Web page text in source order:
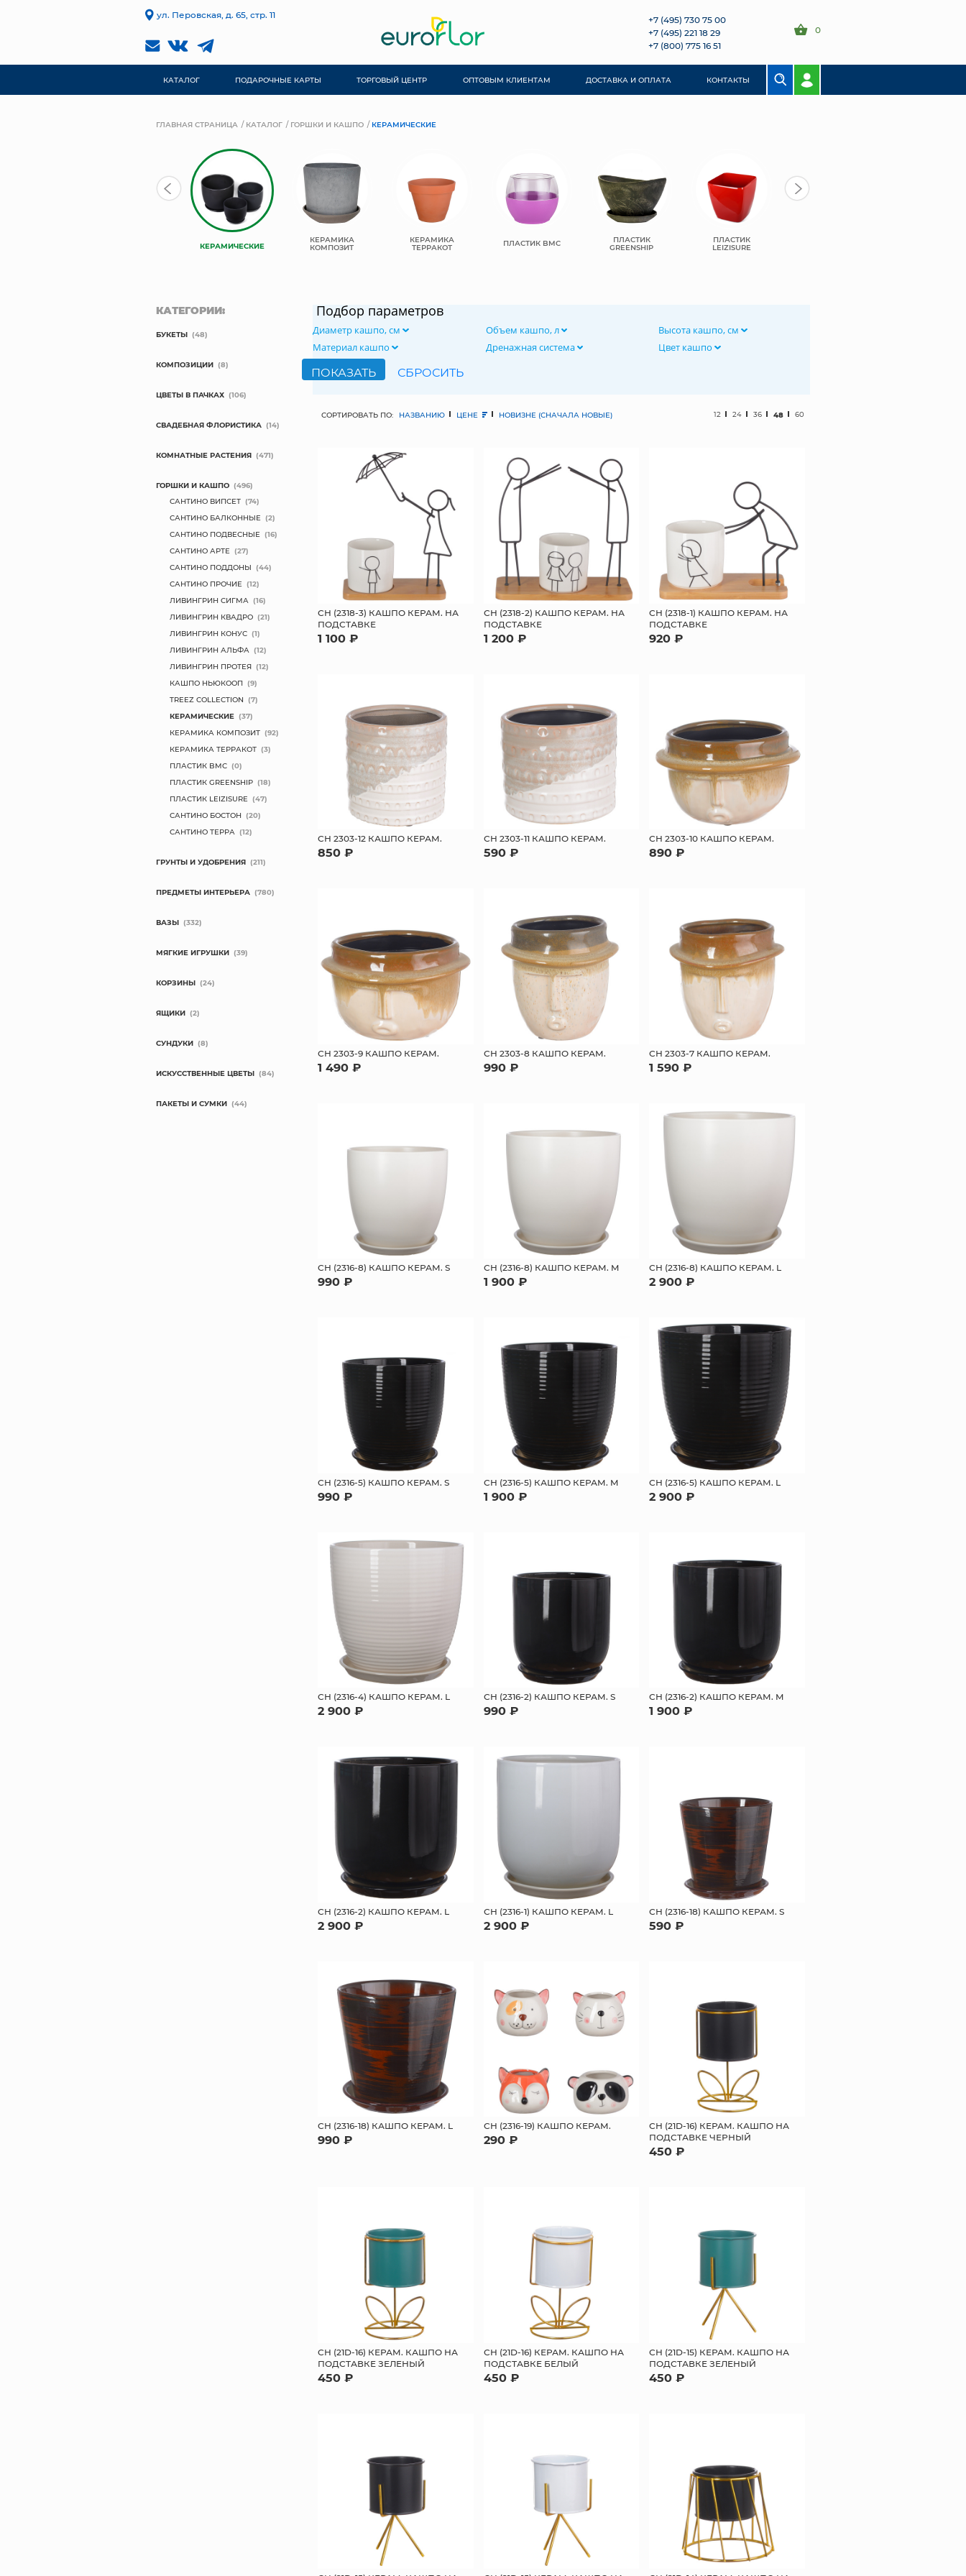
ул. Перовская, д. 65, стр. 11
+7 (495) 730 75 00
+7 (495) 221 18 29
+7 (800) 775 16 51
0
КАТАЛОГ ПОДАРОЧНЫЕ КАРТЫ ТОРГОВЫЙ ЦЕНТР ОПТОВЫМ КЛИЕНТАМ ДОСТАВКА И ОПЛАТА КОНТАКТЫ
ГЛАВНАЯ СТРАНИЦА КАТАЛОГ ГОРШКИ И КАШПО КЕРАМИЧЕСКИЕ
КЕРАМИЧЕСКИЕ
КЕРАМИКА
КОМПОЗИТ
КЕРАМИКА
ТЕРРАКОТ ПЛАСТИК BMC ПЛАСТИК
GREENSHIP
ПЛАСТИК
LEIZISURE
Подбор параметров
Диаметр кашпо, см Объем кашпо, л
Высота кашпо, см
Материал кашпо
Дренажная система Цвет кашпо
СОРТИРОВАТЬ ПО: НАЗВАНИЮ ЦЕНЕ НОВИЗНЕ (СНАЧАЛА НОВЫЕ) 12 24 36 48 60
СН (2318-3) КАШПО КЕРАМ. НА
ПОДСТАВКЕ
1 100 ₽
СН (2318-2) КАШПО КЕРАМ. НА
ПОДСТАВКЕ
1 200 ₽
СН (2318-1) КАШПО КЕРАМ. НА
ПОДСТАВКЕ
920 ₽
СН 2303-12 КАШПО КЕРАМ.
850 ₽
СН 2303-11 КАШПО КЕРАМ.
590 ₽
СН 2303-10 КАШПО КЕРАМ.
890 ₽
СН 2303-9 КАШПО КЕРАМ.
1 490 ₽
СН 2303-8 КАШПО КЕРАМ.
990 ₽
СН 2303-7 КАШПО КЕРАМ.
1 590 ₽
СН (2316-8) КАШПО КЕРАМ. S
990 ₽
СН (2316-8) КАШПО КЕРАМ. M
1 900 ₽
СН (2316-8) КАШПО КЕРАМ. L
2 900 ₽
СН (2316-5) КАШПО КЕРАМ. S
990 ₽
СН (2316-5) КАШПО КЕРАМ. M
1 900 ₽
СН (2316-5) КАШПО КЕРАМ. L
2 900 ₽
СН (2316-4) КАШПО КЕРАМ. L
2 900 ₽
СН (2316-2) КАШПО КЕРАМ. S
990 ₽
СН (2316-2) КАШПО КЕРАМ. M
1 900 ₽
СН (2316-2) КАШПО КЕРАМ. L
2 900 ₽
СН (2316-1) КАШПО КЕРАМ. L
2 900 ₽
СН (2316-18) КАШПО КЕРАМ. S
590 ₽
СН (2316-18) КАШПО КЕРАМ. L
990 ₽
СН (2316-19) КАШПО КЕРАМ.
290 ₽
СН (21D-16) КЕРАМ. КАШПО НА
ПОДСТАВКЕ ЧЕРНЫЙ
450 ₽
СН (21D-16) КЕРАМ. КАШПО НА
ПОДСТАВКЕ ЗЕЛЕНЫЙ
450 ₽
СН (21D-16) КЕРАМ. КАШПО НА
ПОДСТАВКЕ БЕЛЫЙ
450 ₽
СН (21D-15) КЕРАМ. КАШПО НА
ПОДСТАВКЕ ЗЕЛЕНЫЙ
450 ₽
КАТЕГОРИИ:
БУКЕТЫ (48)
КОМПОЗИЦИИ (8)
ЦВЕТЫ В ПАЧКАХ (106)
СВАДЕБНАЯ ФЛОРИСТИКА (14)
КОМНАТНЫЕ РАСТЕНИЯ (471)
ГОРШКИ И КАШПО (496)
САНТИНО ВИПСЕТ (74)
САНТИНО БАЛКОННЫЕ (2)
САНТИНО ПОДВЕСНЫЕ (16)
САНТИНО АРТЕ (27)
САНТИНО ПОДДОНЫ (44)
САНТИНО ПРОЧИЕ (12)
ЛИВИНГРИН СИГМА (16)
ЛИВИНГРИН КВАДРО (21)
ЛИВИНГРИН КОНУС (1)
ЛИВИНГРИН АЛЬФА (12)
ЛИВИНГРИН ПРОТЕЯ (12)
КАШПО НЬЮКООП (9)
TREEZ COLLECTION (7)
КЕРАМИЧЕСКИЕ (37)
КЕРАМИКА КОМПОЗИТ (92)
КЕРАМИКА ТЕРРАКОТ (3)
ПЛАСТИК BMC (0)
ПЛАСТИК GREENSHIP (18)
ПЛАСТИК LEIZISURE (47)
САНТИНО БОСТОН (20)
САНТИНО ТЕРРА (12)
ГРУНТЫ И УДОБРЕНИЯ (211)
ПРЕДМЕТЫ ИНТЕРЬЕРА (780)
ВАЗЫ (332)
МЯГКИЕ ИГРУШКИ (39)
КОРЗИНЫ (24)
ЯЩИКИ (2)
СУНДУКИ (8)
ИСКУССТВЕННЫЕ ЦВЕТЫ (84)
ПАКЕТЫ И СУМКИ (44)